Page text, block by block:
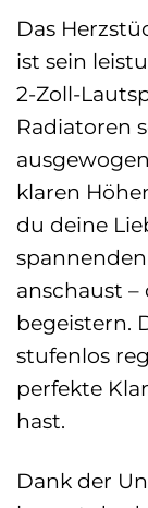
Das
ist sein
2-Zoll-
Radiatoren
klaren
du deine
anschaust
begeistern.
stufenlos
perfekte
hast.
Dank der